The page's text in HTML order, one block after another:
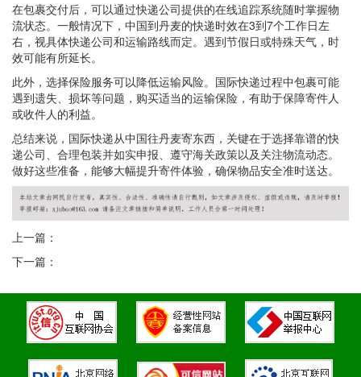
在包裹交付后，可以通过快递公司提供的在线追踪系统随时掌握物
流状态。一般情况下，中国到丹麦的快递时效在3到7个工作日左
右，视具体快递公司和运输路线而定。遇到节假日或特殊天气，时
效可能有所延长。
此外，选择保险服务可以降低运输风险。国际快递过程中包裹可能
遇到遗失、损坏等问题，购买适当的运输保险，有助于保障寄件人
或收件人的利益。
总结来说，国际快递从中国往丹麦寄东西，关键在于选择靠谱的快
递公司、合理包装并如实申报、遵守海关政策以及关注物流动态。
做好这些准备，能够大幅提升寄件体验，确保物品安全准时送达。
上一篇：
下一篇：